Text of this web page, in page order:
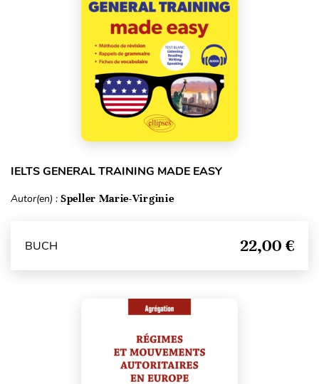
IELTS GENERAL TRAINING MADE EASY
Autor(en) : Speller Marie-Virginie
BUCH 22,00 €